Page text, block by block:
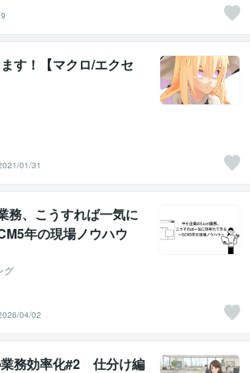
す！【マクロ/エクセ
01/31
務、こうすれば一気に
年の現場ノウハウ
グ
04/02
務効率化#2 仕分け編